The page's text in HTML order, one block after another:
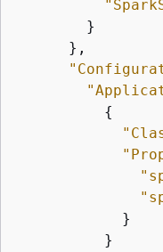
        }
      },
{
            }
          }